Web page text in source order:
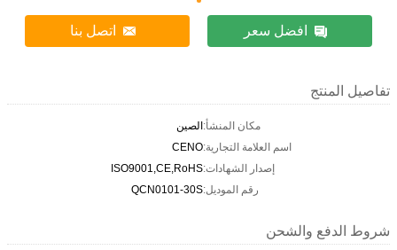
افضل سعر اتصل بنا
تفاصيل المنتج
مكان المنشأ:الصين
اسم العلامة التجارية:CENO
إصدار الشهادات:ISO9001,CE,RoHS
رقم الموديل:QCN0101-30S
شروط الدفع والشحن